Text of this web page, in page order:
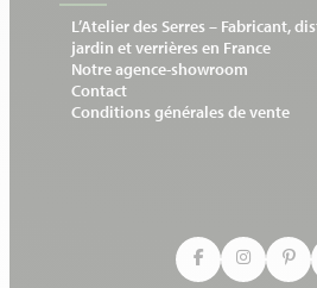
L’Atelier des Serres – Fabricant,
jardin et verrières en France
Notre agence-showroom
Contact
Conditions générales de vente